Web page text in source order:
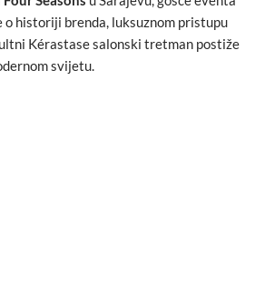
o historiji brenda, luksuznom pristupu
Kérastase salonski tretman postiže
svijetu.